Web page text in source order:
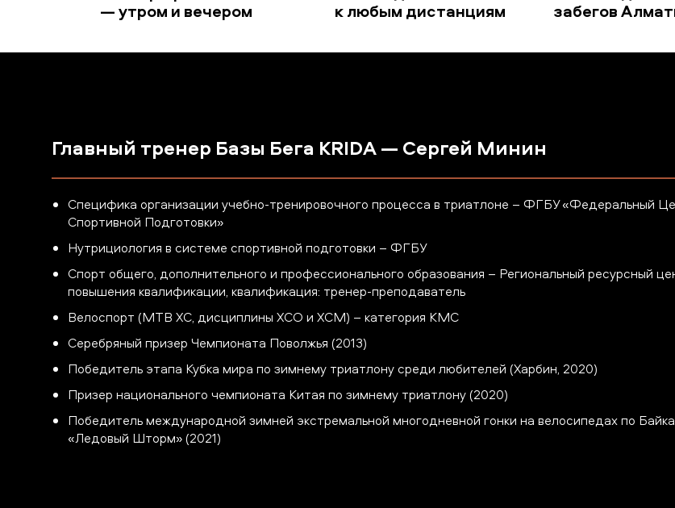
— утром и вечером
к любым дистанциям
забегов
Главный тренер Базы Бега KRIDA — Сергей Минин
Специфика организации учебно-тренировочного процесса в триатлоне – ФГБУ «Федеральный
Спортивной Подготовки»
Нутрициология в системе спортивной подготовки – ФГБУ
Спорт общего, дополнительного и профессионального образования – Региональный ресурсный
повышения квалификации, квалификация: тренер-преподаватель
Велоспорт (MTB XC, дисциплины XCO и XCM) – категория КМС
Серебряный призер Чемпионата Поволжья (2013)
Победитель этапа Кубка мира по зимнему триатлону среди любителей (Харбин, 2020)
Призер национального чемпионата Китая по зимнему триатлону (2020)
Победитель международной зимней экстремальной многодневной гонки на велосипедах по
«Ледовый Шторм» (2021)